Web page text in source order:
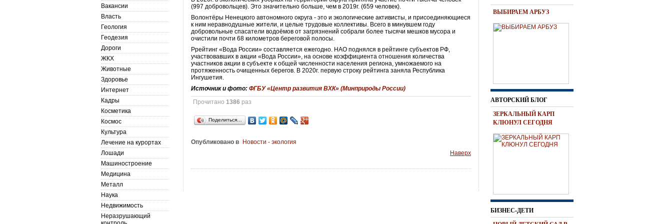
(997 добровольцев). Это значительно больше, чем в 2019г. (659 человек).
Волонтёры Ненецкого автономного округа - это и экологические активисты, и присоединяющиеся
к ним неравнодушные жители, и целые трудовые коллективы. Всего в минувшем году
добровольные спасатели водоёмов от загрязнений собрали более тысячи мешков мусора и
очистили почти 68 километров береговой полосы.
Ррейтинг «Вода России» составляется ежегодно. НАО поднялся в рейтинге субъектов РФ,
участвовавших в акции «Вода России», на основе коэффициента отношения количества
участников акции в субъекте к общей численности населения региона, умножаемого на
протяженность очищенных берегов. В 2020г. первую строку рейтинга заняла Республика
Ингушетия.
Источник и фото:ФГБУ «Центр развития ВХК» (Минприроды России)
Прочитано1386 раз
Поделиться…
Опубликовано в
Новости - экология
Наверх
Вакансии
Власть
Геология
Геодезия
Дороги
ЖКХ
Животные
Здоровье
Интернет
Кадры
Косметика
Космос
Культура
Лечение на курортах
Лошади
Машиностроение
Медицина
Металл
Наука
Недвижимость
Неразрушающий
ВЫБИРАЕМ АРБУЗ
АВТОРСКИЙ БЛОГ
ЗЕРКАЛЬНЫЙ КАРП
КЛЮНУЛ СЕГОДНЯ
БИЗНЕС-ДЕТИ